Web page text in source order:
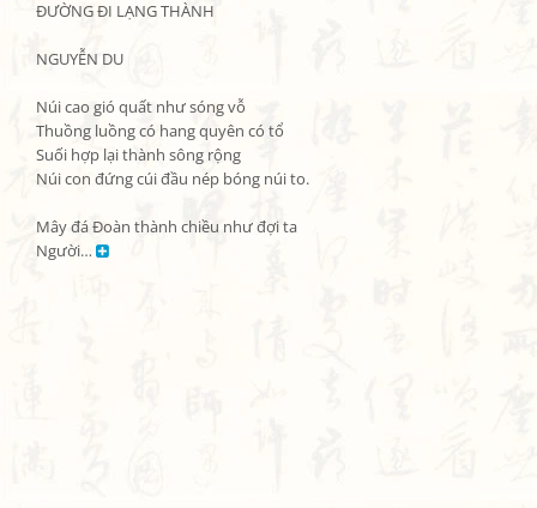
ĐƯỜNG ĐI LẠNG THÀNH
NGUYỄN DU
Núi cao gió quất như sóng vỗ
Thuồng luồng có hang quyên có tổ
Suối hợp lại thành sông rộng
Núi con đứng cúi đầu nép bóng núi to.
Mây đá Đoàn thành chiều như đợi ta
Người…